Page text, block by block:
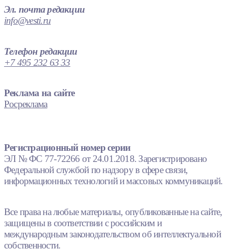
Эл. почта редакции
info@vesti.ru
Телефон редакции
+7 495 232 63 33
Реклама на сайте
Росреклама
Регистрационный номер серии
ЭЛ № ФС 77-72266 от 24.01.2018. Зарегистрировано
Федеральной службой по надзору в сфере связи,
информационных технологий и массовых коммуникаций.
Все права на любые материалы, опубликованные на сайте,
защищены в соответствии с российским и
международным законодательством об интеллектуальной
собственности.